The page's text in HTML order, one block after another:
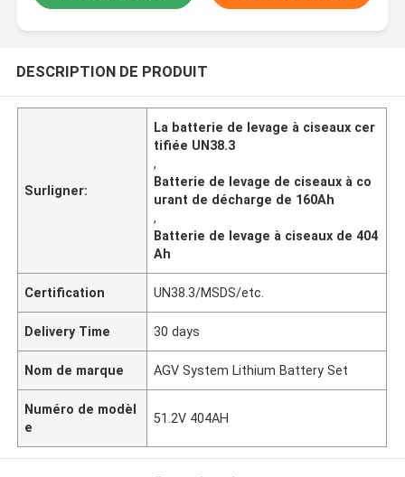
DESCRIPTION DE PRODUIT
Surligner:
La batterie de levage à ciseaux cer
tifiée UN38.3
,
Batterie de levage de ciseaux à co
urant de décharge de 160Ah
,
Batterie de levage à ciseaux de 404
Ah
Certification UN38.3/MSDS/etc.
Delivery Time 30 days
Nom de marque AGV System Lithium Battery Set
Numéro de modèl
e
51.2V 404AH